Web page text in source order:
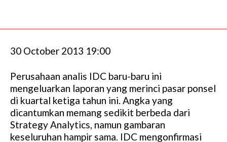
30 October 2013 19:00
Perusahaan analis IDC baru-baru ini
mengeluarkan laporan yang merinci pasar ponsel
di kuartal ketiga tahun ini. Angka yang
dicantumkan memang sedikit berbeda dari
Strategy Analytics, namun gambaran
keseluruhan hampir sama. IDC mengonfirmasi